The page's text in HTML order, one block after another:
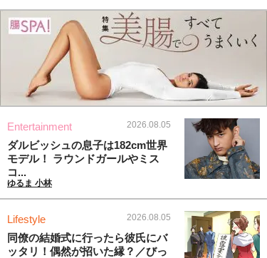
Entertainment 2026.08.05
ダルビッシュの息子は182cm世界
モデル！ ラウンドガールやミス
コ...
ゆるま 小林
Lifestyle 2026.08.05
同僚の結婚式に行ったら彼氏にバ
ッタリ！偶然が招いた縁？／びっ